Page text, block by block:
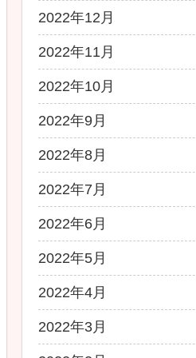
2022年12月
2022年11月
2022年10月
2022年9月
2022年8月
2022年7月
2022年6月
2022年5月
2022年4月
2022年3月